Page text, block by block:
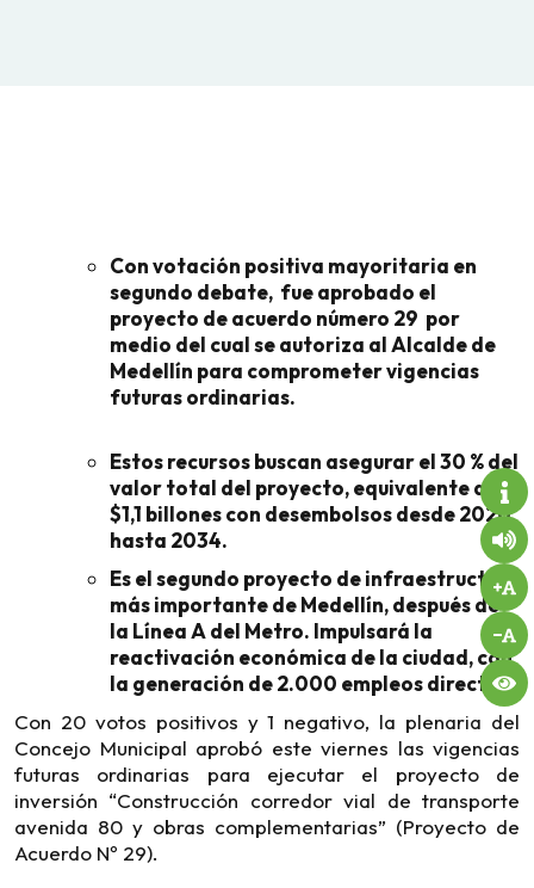
Con votación positiva mayoritaria en
segundo debate, fue aprobado el
proyecto de acuerdo número 29 por
medio del cual se autoriza al Alcalde de
Medellín para comprometer vigencias
futuras ordinarias.
Estos recursos buscan asegurar el 30 % del
valor total del proyecto, equivalente a
$1,1 billones con desembolsos desde 2020
hasta 2034.
Es el segundo proyecto de infraestructura
más importante de Medellín, después de
la Línea A del Metro. Impulsará la
reactivación económica de la ciudad, con
la generación de 2.000 empleos directos.
Con 20 votos positivos y 1 negativo, la plenaria del
Concejo Municipal aprobó este viernes las vigencias
futuras ordinarias para ejecutar el proyecto de
inversión “Construcción corredor vial de transporte
avenida 80 y obras complementarias” (Proyecto de
Acuerdo Nº 29).